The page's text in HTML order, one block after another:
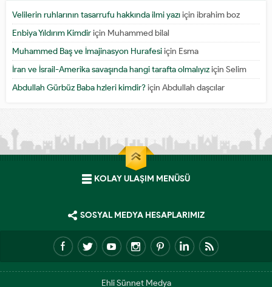
Velilerin ruhlarının tasarrufu hakkında ilmi yazıiçin ibrahim boz
Enbiya Yıldırım Kimdiriçin Muhammed bilal
Muhammed Baş ve İmajinasyon Hurafesiiçin Esma
İran ve İsrail-Amerika savaşında hangi tarafta olmalıyıziçin Selim
Abdullah Gürbüz Baba hzleri kimdir?için Abdullah daşcılar
KOLAY ULAŞIM MENÜSÜ
SOSYAL MEDYA HESAPLARIMIZ
Ehli Sünnet Medya